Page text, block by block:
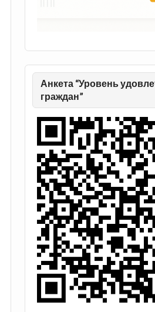
Анкета “Уровень
граждан”